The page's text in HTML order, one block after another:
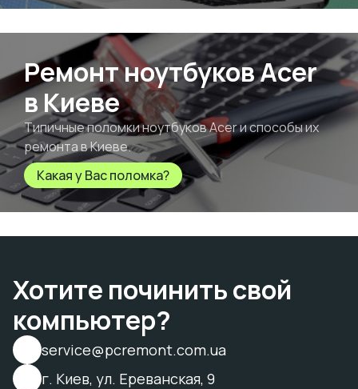
Ремонт ноутбуков Acer
в Киеве
Типичные поломки ноутбуков Acer и способы их
ремонта в Киеве.
Какая у Вас поломка?
Хотите починить свой
компьютер?
service@pcremont.com.ua
г. Киев, ул. Ереванская, 9